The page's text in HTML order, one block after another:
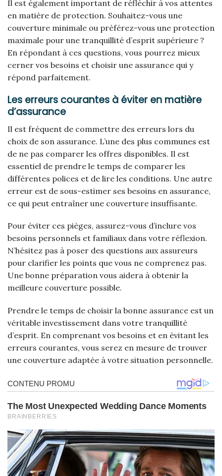
Il est également important de réfléchir à vos attentes
en matière de protection. Souhaitez-vous une
couverture minimale ou préférez-vous une protection
maximale pour une tranquillité d’esprit supérieure ?
En répondant à ces questions, vous pourrez mieux
cerner vos besoins et choisir une assurance qui y
répond parfaitement.
Les erreurs courantes à éviter en matière
d’assurance
Il est fréquent de commettre des erreurs lors du
choix de son assurance. L’une des plus communes est
de ne pas comparer les offres disponibles. Il est
essentiel de prendre le temps de comparer les
différentes polices et de lire les conditions. Une autre
erreur est de sous-estimer ses besoins en assurance,
ce qui peut entraîner une couverture insuffisante.
Pour éviter ces pièges, assurez-vous d’inclure vos
besoins personnels et familiaux dans votre réflexion.
N’hésitez pas à poser des questions aux assureurs
pour clarifier les points que vous ne comprenez pas.
Une bonne préparation vous aidera à obtenir la
meilleure couverture possible.
Prendre le temps de choisir la bonne assurance est un
véritable investissement dans votre tranquillité
d’esprit. En comprenant vos besoins et en évitant les
erreurs courantes, vous serez en mesure de trouver
une couverture adaptée à votre situation personnelle.